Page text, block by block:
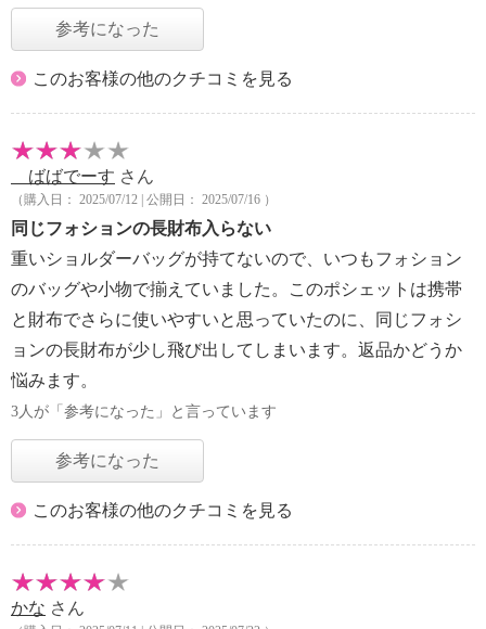
参考になった
このお客様の他のクチコミを見る
ばばでーす さん
（購入日： 2025/07/12 | 公開日： 2025/07/16 ）
同じフォションの長財布入らない
重いショルダーバッグが持てないので、いつもフォション
のバッグや小物で揃えていました。このポシェットは携帯
と財布でさらに使いやすいと思っていたのに、同じフォシ
ョンの長財布が少し飛び出してしまいます。返品かどうか
悩みます。
3人が「参考になった」と言っています
参考になった
このお客様の他のクチコミを見る
かな さん